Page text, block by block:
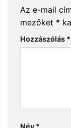
Az e-mail
mezőket *
Hozzászólás *